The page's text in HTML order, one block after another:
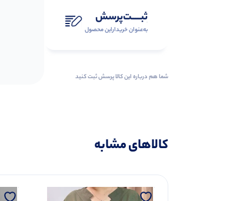
ثبـــــت‌پرسش
به‌عنوان ‌خریدار‌این‌ محصول
شما هم درباره این کالا پرسش ثبت کنید
کالاهای مشابه